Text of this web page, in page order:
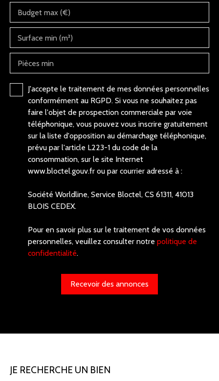
Budget max (€)
Surface min (m²)
Pièces min
J'accepte le traitement de mes données personnelles
conformément au RGPD. Si vous ne souhaitez pas
faire l'objet de prospection commerciale par voie
téléphonique, vous pouvez vous inscrire gratuitement
sur la liste d'opposition au démarchage téléphonique,
prévu par l'article L223-1 du code de la
consommation, sur le site Internet
www.bloctel.gouv.fr ou par courrier adressé à :
Société Worldline, Service Bloctel, CS 61311, 41013
BLOIS CEDEX.
Pour en savoir plus sur le traitement de vos données
personnelles, veuillez consulter notre politique de
confidentialité.
Recevoir des annonces
JE RECHERCHE UN BIEN